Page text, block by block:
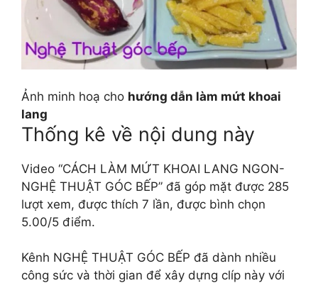
Ảnh minh hoạ cho hướng dẫn làm mứt khoai
lang
Thống kê về nội dung này
Video “CÁCH LÀM MỨT KHOAI LANG NGON-
NGHỆ THUẬT GÓC BẾP” đã góp mặt được 285
lượt xem, được thích 7 lần, được bình chọn
5.00/5 điểm.
Kênh NGHỆ THUẬT GÓC BẾP đã dành nhiều
công sức và thời gian để xây dựng clíp này với